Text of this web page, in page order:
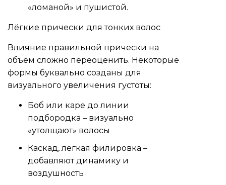
«ломаной» и пушистой.
Лёгкие прически для тонких волос
Влияние правильной прически на
объём сложно переоценить. Некоторые
формы буквально созданы для
визуального увеличения густоты:
Боб или каре до линии
подбородка – визуально
«утолщают» волосы
Каскад, лёгкая филировка –
добавляют динамику и
воздушность